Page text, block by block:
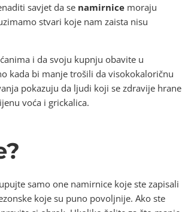
savjet da se namirnice moraju
stvari koje nam zaista nisu
i da svoju kupnju obavite u
kada bi manje trošili da visokokaloričnu
pokazuju da ljudi koji se zdravije hrane
voća i grickalica.
samo one namirnice koje ste zapisali
koje su puno povoljnije. Ako ste